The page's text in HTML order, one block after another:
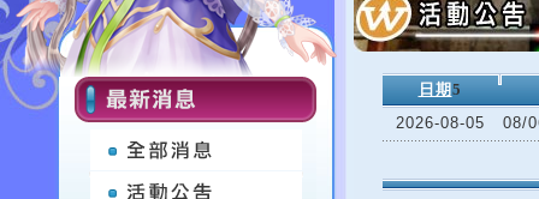
日期 5
2026-08-05
08/